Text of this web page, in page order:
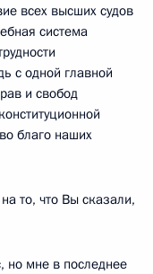
всех высших судов
система
с одной главной
и свобод
благо наших
то, что Вы сказали,
но мне в последнее